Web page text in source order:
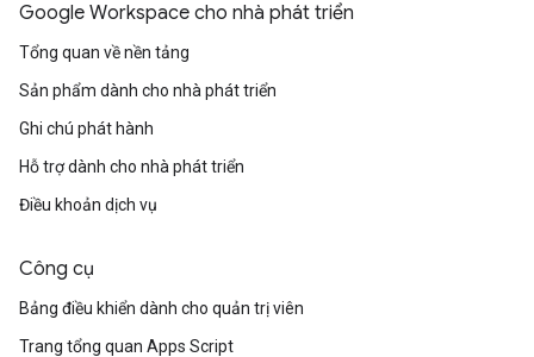
Google Workspace cho nhà phát triển
Tổng quan về nền tảng
Sản phẩm dành cho nhà phát triển
Ghi chú phát hành
Hỗ trợ dành cho nhà phát triển
Điều khoản dịch vụ
Công cụ
Bảng điều khiển dành cho quản trị viên
Trang tổng quan Apps Script